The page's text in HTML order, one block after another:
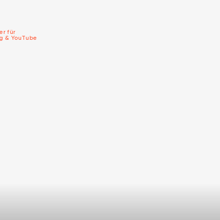
für
& YouTube